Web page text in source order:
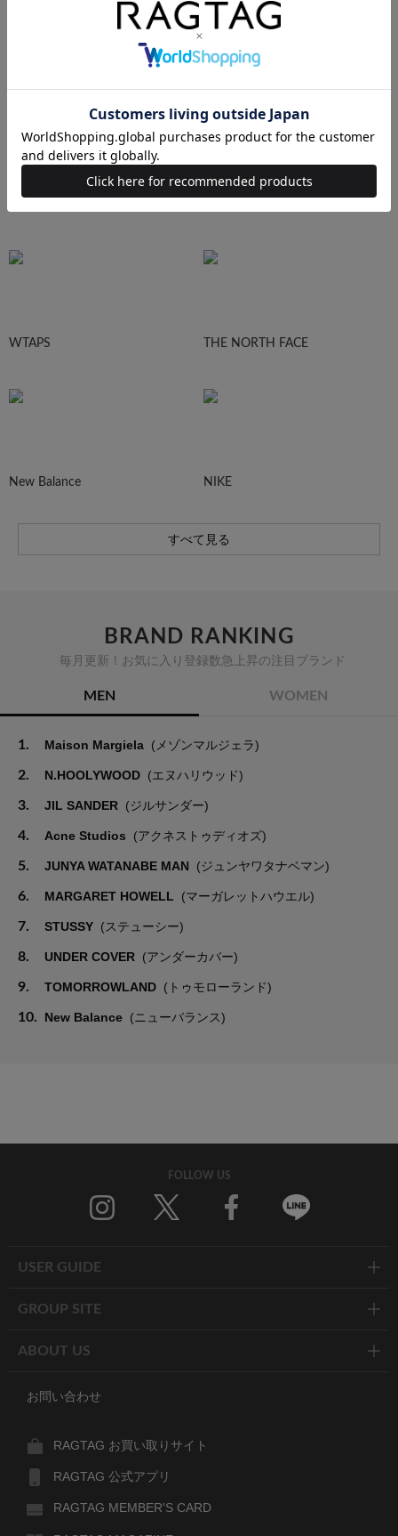
HUMAN MADE
WTAPS THE NORTH FACE
New Balance NIKE
すべて見る
BRAND RANKING
毎月更新！お気に入り登録数急上昇の注目ブランド
MEN WOMEN
1. Maison Margiela (メゾンマルジェラ)
2. N.HOOLYWOOD (エヌハリウッド)
3. JIL SANDER (ジルサンダー)
4. Acne Studios (アクネストゥディオズ)
5. JUNYA WATANABE MAN (ジュンヤワタナベマン)
6. MARGARET HOWELL (マーガレットハウエル)
7. STUSSY (ステューシー)
8. UNDER COVER (アンダーカバー)
9. TOMORROWLAND (トゥモローランド)
10. New Balance (ニューバランス)
FOLLOW US
USER GUIDE
GROUP SITE
ABOUT US
お問い合わせ
RAGTAG お買い取りサイト
RAGTAG 公式アプリ
RAGTAG MEMBER'S CARD